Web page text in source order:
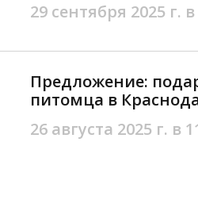
29 сентября 2025 г.
Предложение:
питомца в
26 августа 2025 г. в